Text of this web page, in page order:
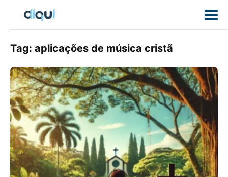
Tag: aplicações de música cristã